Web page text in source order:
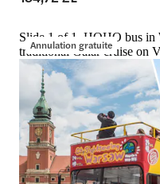
Annulation gratuite
Slide 1 of 1, HOHO bus in
traditional Galar cruise on